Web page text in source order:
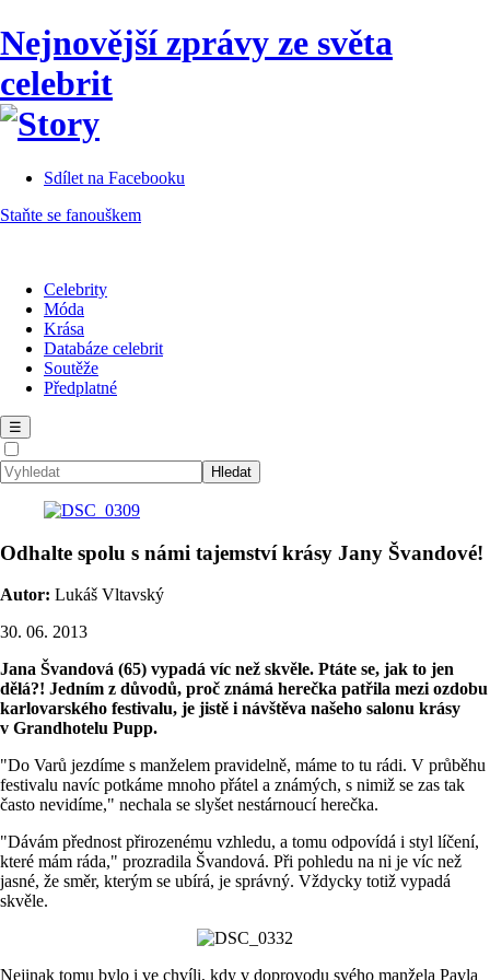
Nejnovější zprávy ze světa
celebrit
Sdílet na Facebooku
Staňte se fanouškem
Celebrity
Móda
Krása
Databáze celebrit
Soutěže
Předplatné
☰
Odhalte spolu s námi tajemství krásy Jany Švandové!
Autor: Lukáš Vltavský
30. 06. 2013
Jana Švandová (65) vypadá víc než skvěle. Ptáte se, jak to jen
dělá?! Jedním z důvodů, proč známá herečka patřila mezi ozdobu
karlovarského festivalu, je jistě i návštěva našeho salonu krásy
v Grandhotelu Pupp.
"Do Varů jezdíme s manželem pravidelně, máme to tu rádi. V průběhu
festivalu navíc potkáme mnoho přátel a známých, s nimiž se zas tak
často nevidíme," nechala se slyšet nestárnoucí herečka.
"Dávám přednost přirozenému vzhledu, a tomu odpovídá i styl líčení,
které mám ráda," prozradila Švandová. Při pohledu na ni je víc než
jasné, že směr, kterým se ubírá, je správný. Vždycky totiž vypadá
skvěle.
Nejinak tomu bylo i ve chvíli, kdy v doprovodu svého manžela Pavla